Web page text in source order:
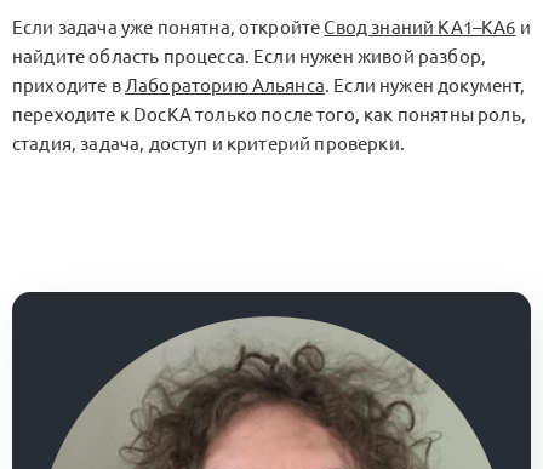
Если задача уже понятна, откройте Свод знаний KA1–KA6 и
найдите область процесса. Если нужен живой разбор,
приходите в Лабораторию Альянса. Если нужен документ,
переходите к DocKAтолько после того, как понятны роль,
стадия, задача, доступ и критерий проверки.